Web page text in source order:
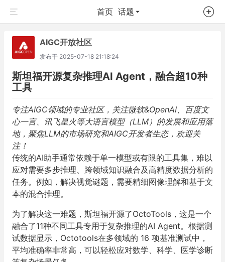
首页 话题
AIGC开放社区
发布于 2025-07-18 21:18:24
斯坦福开源复杂推理AI Agent，融合超10种
工具
专注AIGC领域的专业社区，关注微软&OpenAI、百度文
心一言、讯飞星火等大语言模型（LLM）的发展和应用落
地，聚焦LLM的市场研究和AIGC开发者生态，欢迎关
注！
传统的AI助手通常依赖于单一模型或有限的工具集，难以
应对需要多步推理、跨领域知识融合及高精度数据分析的
任务。例如，解决视觉谜题，需要精细图像理解和基于文
本的混合推理。
为了解决这一难题，斯坦福开源了OctoTools ，这是一个
融合了11种不同工具专用于复杂推理的AI Agent。根据测
试数据显示， Octotools在多领域的 16 项基准测试中，
平均准确率非常高 ，可以轻松应对数学、科学、医学诊断